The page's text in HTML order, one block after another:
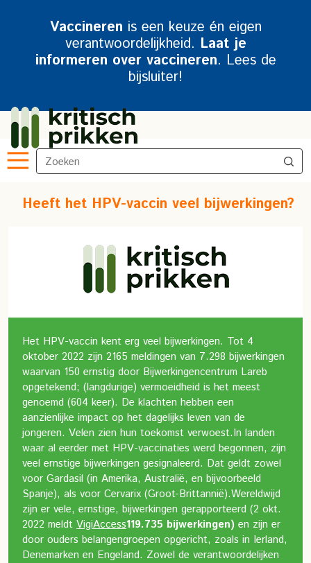
Vaccineren is een keuze én eigen
verantwoordelijkheid. Laat je
informeren over vaccineren. Lees de
bijsluiter!
Heeft het HPV-vaccin veel bijwerkingen?
Het HPV-vaccin kent erg veel bijwerkingen. Tot 4
oktober 2022 zijn 2165 meldingen van 7.298 bijwerkingen
waarvan 150 ernstig door Bijwerkingencentrum Lareb
opgetekend; (langdurige) vermoeidheid is het meest
genoemd (604 keer). De klachten hebben een
aanzienlijke impact op het dagelijks leven van de
jongeren. Velen zien hun toekomst verwoest.In landen
waar al eerder met HPV-vaccinaties werd begonnen, zijn
veel ernstige bijwerkingen gesignaleerd. Dat geldt zowel
voor Gardasil (in Amerika, Australië, en bijvoorbeeld
Spanje), als voor Cervarix (Groot-Brittannië).Wereldwijd
zijn er vele, ernstige, bijwerkingen gerapporteerd (2 okt.
2022 meldt VigiAccess119.735 bijwerkingen) en zijn er
door ouders belangengroepen opgericht, zoals in Ierland,
Denemarken en Engeland. Zowel de verantwoordelijken